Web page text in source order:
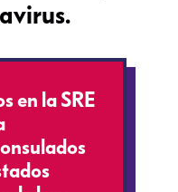
en la SRE